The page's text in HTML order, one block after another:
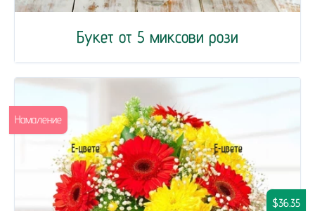
Букет от 5 миксови рози
$36.35
Намаление